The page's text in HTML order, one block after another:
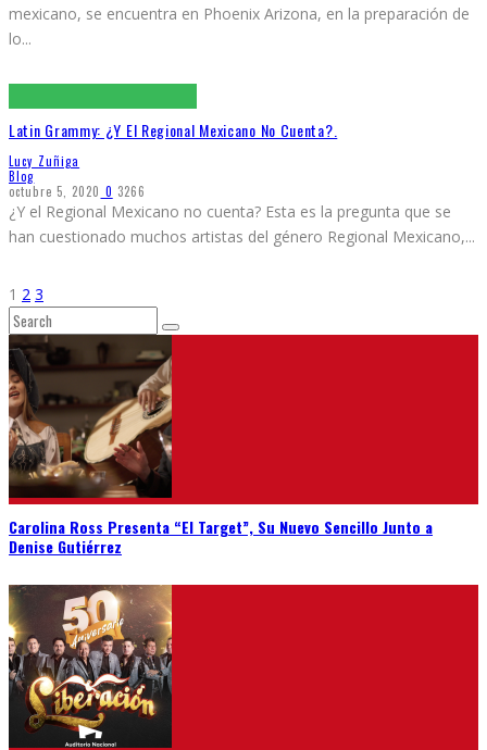
mexicano, se encuentra en Phoenix Arizona, en la preparación de
lo...
Latin Grammy: ¿Y El Regional Mexicano No Cuenta?.
Lucy Zuñiga
Blog
octubre 5, 2020 0 3266
¿Y el Regional Mexicano no cuenta? Esta es la pregunta que se
han cuestionado muchos artistas del género Regional Mexicano,...
1 2 3
Carolina Ross Presenta “El Target”, Su Nuevo Sencillo Junto a
Denise Gutiérrez